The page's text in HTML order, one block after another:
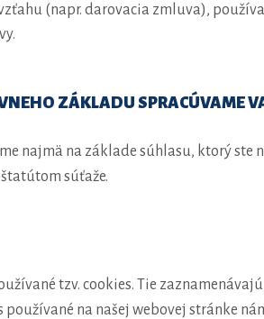
(napr. darovacia zmluva),
ZÁKLADU SPRACÚVAME
najmä na základe súhlasu, ktorý
súťaže.
tzv. cookies. Tie
používané na našej webovej stránke